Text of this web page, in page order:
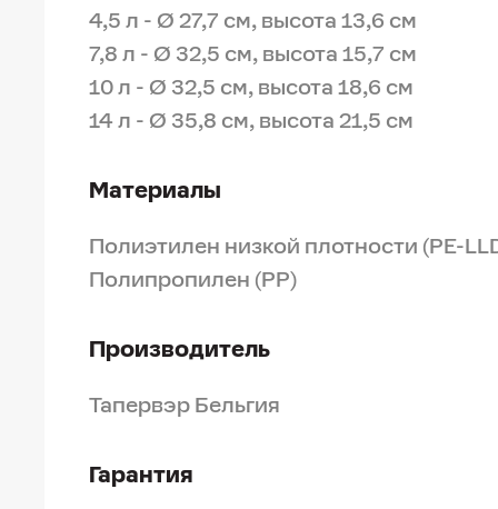
4,5 л - Ø 27,7 см, высота 13,6 см
7,8 л - Ø 32,5 см, высота 15,7 см
10 л - Ø 32,5 см, высота 18,6 см
14 л - Ø 35,8 см, высота 21,5 см
Материалы
Полиэтилен низкой плотности (PE-
Полипропилен (PP)
Производитель
Тапервэр Бельгия
Гарантия